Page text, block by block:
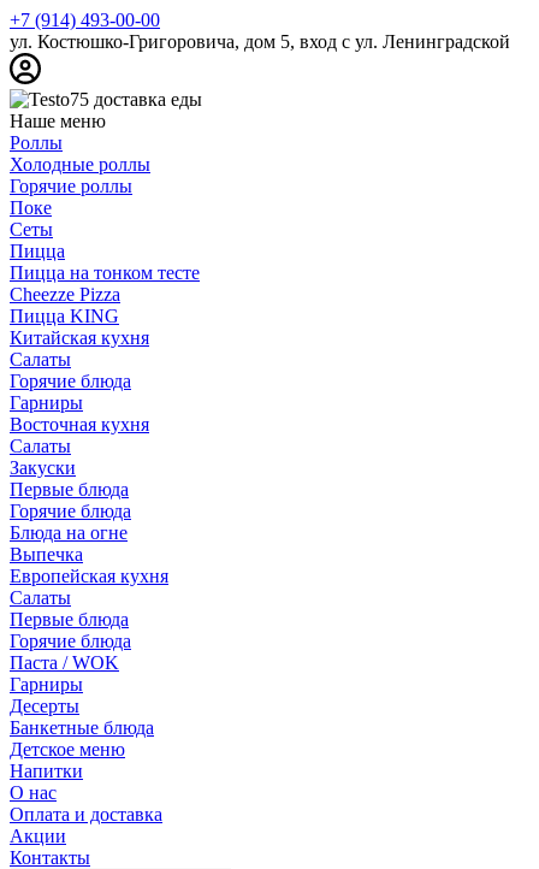
+7 (914) 493-00-00
ул. Костюшко-Григоровича, дом 5, вход с ул. Ленинградской
Наше меню
Роллы
Холодные роллы
Горячие роллы
Поке
Сеты
Пицца
Пицца на тонком тесте
Cheezze Pizza
Пицца KING
Китайская кухня
Салаты
Горячие блюда
Гарниры
Восточная кухня
Салаты
Закуски
Первые блюда
Горячие блюда
Блюда на огне
Выпечка
Европейская кухня
Салаты
Первые блюда
Горячие блюда
Паста / WOK
Гарниры
Десерты
Банкетные блюда
Детское меню
Напитки
О нас
Оплата и доставка
Акции
Контакты